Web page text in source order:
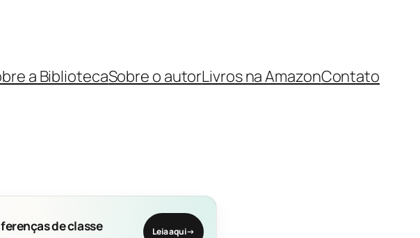
a BibliotecaSobre o autorLivros na AmazonContato
de classe
Leia aqui→